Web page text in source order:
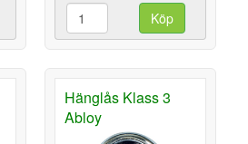
Köp
Hänglås Klass 3
Abloy